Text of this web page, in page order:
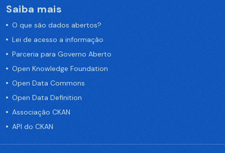
Saiba mais
O que são dados abertos?
Lei de acesso a informação
Parceria para Governo Aberto
Open Knowledge Foundation
Open Data Commons
Open Data Definition
Associação CKAN
API do CKAN